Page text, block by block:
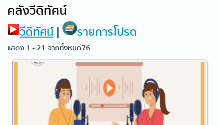
คลังวีดิทัศน์
วีดิทัศน์ | รายการโปรด
แสดง 1 - 21 จากทั้งหมด76